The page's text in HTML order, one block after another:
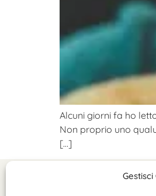
Alcuni giorni fa ho
Non proprio uno
[…]